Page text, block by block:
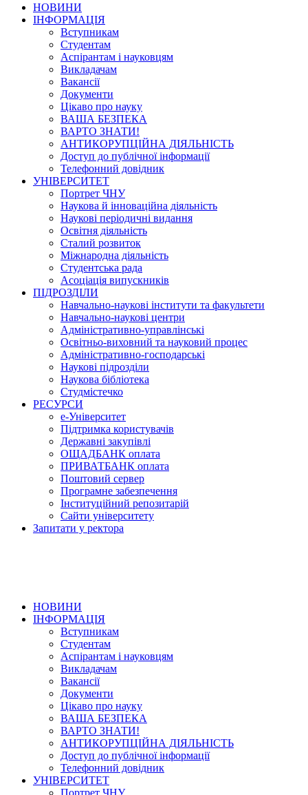
НОВИНИ
ІНФОРМАЦІЯ
Вступникам
Студентам
Аспірантам і науковцям
Викладачам
Вакансії
Документи
Цікаво про науку
ВАША БЕЗПЕКА
ВАРТО ЗНАТИ!
АНТИКОРУПЦІЙНА ДІЯЛЬНІСТЬ
Доступ до публічної інформації
Телефонний довідник
УНІВЕРСИТЕТ
Портрет ЧНУ
Наукова й інноваційна діяльність
Наукові періодичні видання
Освітня діяльність
Сталий розвиток
Міжнародна діяльність
Студентська рада
Асоціація випускників
ПІДРОЗДІЛИ
Навчально-наукові інститути та факультети
Навчально-наукові центри
Адміністративно-управлінські
Освітньо-виховний та науковий процес
Адміністративно-господарські
Наукові підрозділи
Наукова бібліотека
Студмістечко
РЕСУРСИ
е-Університет
Підтримка користувачів
Державні закупівлі
ОЩАДБАНК оплата
ПРИВАТБАНК оплата
Поштовий сервер
Програмне забезпечення
Інституційний репозитарій
Сайти університету
Запитати у ректора
НОВИНИ
ІНФОРМАЦІЯ
Вступникам
Студентам
Аспірантам і науковцям
Викладачам
Вакансії
Документи
Цікаво про науку
ВАША БЕЗПЕКА
ВАРТО ЗНАТИ!
АНТИКОРУПЦІЙНА ДІЯЛЬНІСТЬ
Доступ до публічної інформації
Телефонний довідник
УНІВЕРСИТЕТ
Портрет ЧНУ